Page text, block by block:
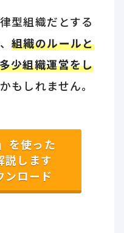
型組織だとする
組織のルールと
少組織運営をし
もしれません。
を使った
説します
ンロード